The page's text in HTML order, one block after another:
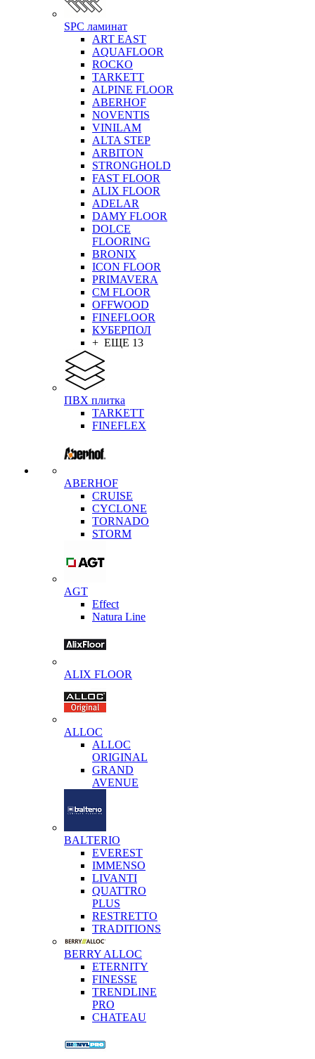
SPC ламинат
ART EAST
AQUAFLOOR
ROCKO
TARKETT
ALPINE FLOOR
ABERHOF
NOVENTIS
VINILAM
ALTA STEP
ARBITON
STRONGHOLD
FAST FLOOR
ALIX FLOOR
ADELAR
DAMY FLOOR
DOLCE
FLOORING
BRONIX
ICON FLOOR
PRIMAVERA
CM FLOOR
OFFWOOD
FINEFLOOR
КУБЕРПОЛ
+ ЕЩЕ 13
ПВХ плитка
TARKETT
FINEFLEX
ABERHOF
CRUISE
CYCLONE
TORNADO
STORM
AGT
Effect
Natura Line
ALIX FLOOR
ALLOC
ALLOC
ORIGINAL
GRAND
AVENUE
BALTERIO
EVEREST
IMMENSO
LIVANTI
QUATTRO
PLUS
RESTRETTO
TRADITIONS
BERRY ALLOC
ETERNITY
FINESSE
TRENDLINE
PRO
CHATEAU